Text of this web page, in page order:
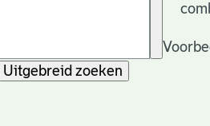
Uitgebreid zoeken